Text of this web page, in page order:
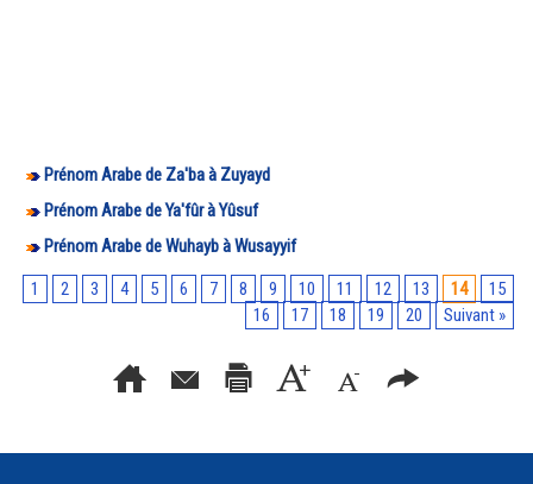
Prénom Arabe de Za'ba à Zuyayd
Prénom Arabe de Ya'fûr à Yûsuf
Prénom Arabe de Wuhayb à Wusayyif
1
2 3 4 5 6 7 8 9 10 11 12 13 14
15
16
17 18 19 20 Suivant »